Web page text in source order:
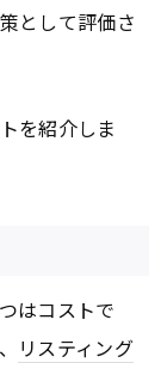
として評価さ
を紹介しま
はコストで
リスティング